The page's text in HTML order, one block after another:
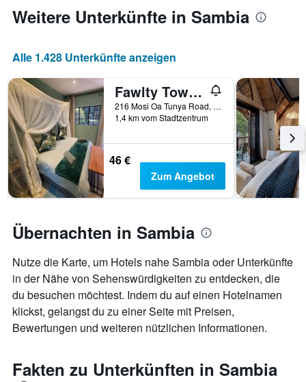
Weitere Unterkünfte in Sambia
Alle 1.428 Unterkünfte anzeigen
Fawlty Towers Guest House
216 Mosi Oa Tunya Road, Livingstone, Sambia
1,4 km vom Stadtzentrum
46 €
Zum Angebot
Übernachten in Sambia
Nutze die Karte, um Hotels nahe Sambia oder Unterkünfte
in der Nähe von Sehenswürdigkeiten zu entdecken, die
du besuchen möchtest. Indem du auf einen Hotelnamen
klickst, gelangst du zu einer Seite mit Preisen,
Bewertungen und weiteren nützlichen Informationen.
Fakten zu Unterkünften in Sambia